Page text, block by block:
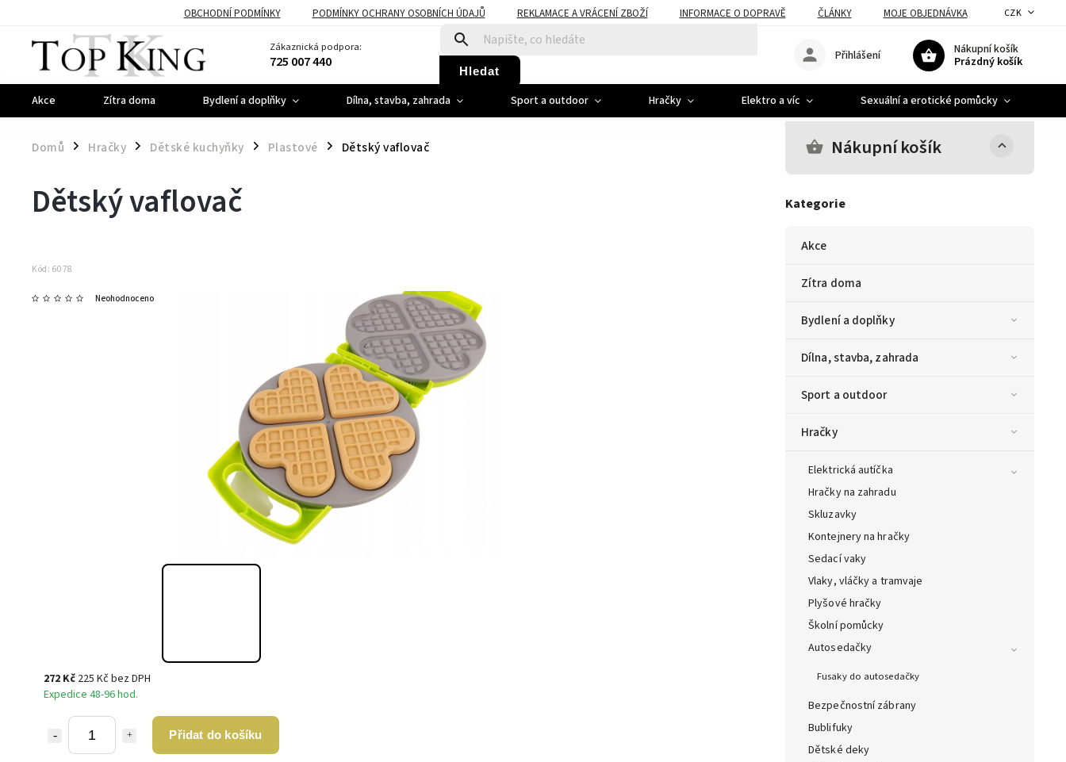
OBCHODNÍ PODMÍNKY PODMÍNKY OCHRANY OSOBNÍCH ÚDAJŮ REKLAMACE A VRÁCENÍ ZBOŽÍ INFORMACE O DOPRAVĚ ČLÁNKY MOJE OBJEDNÁVKA CZK
Zákaznická podpora:
725 007 440 Hledat
Nákupní košík
Prázdný košík
Přihlášení
Akce Zítra doma Bydlení a doplňky Dílna, stavba, zahrada Sport a outdoor Hračky Elektro a víc Sexuální a erotické pomůcky
Domů / Hračky / Dětské kuchyňky / Plastové / Dětský vaflovač Nákupní košík
Kategorie
Akce
Zítra doma
Bydlení a doplňky
Dílna, stavba, zahrada
Sport a outdoor
Hračky
Elektrická autíčka
Hračky na zahradu
Skluzavky
Kontejnery na hračky
Sedací vaky
Vlaky, vláčky a tramvaje
Plyšové hračky
Školní pomůcky
Autosedačky
Fusaky do autosedačky
Bezpečnostní zábrany
Bublifuky
Dětské deky
Dětský vaflovač
Kód: 6078
Neohodnoceno
272 Kč 225 Kč bez DPH
Expedice 48-96 hod.
Přidat do košíku